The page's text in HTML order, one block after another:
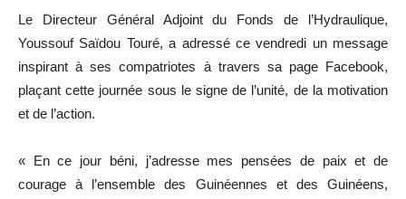
Le Directeur Général Adjoint du Fonds de l’Hydraulique,
Youssouf Saïdou Touré, a adressé ce vendredi un message
inspirant à ses compatriotes à travers sa page Facebook,
plaçant cette journée sous le signe de l’unité, de la motivation
et de l’action.
« En ce jour béni, j’adresse mes pensées de paix et de
courage à l’ensemble des Guinéennes et des Guinéens,